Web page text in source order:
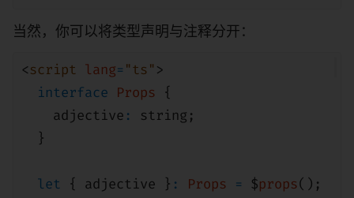
当然，你可以将类型声明与注释分开：
<script lang= "ts" >
interface
Props
{
adjective : string ;
}
let { adjective } : Props = $props();